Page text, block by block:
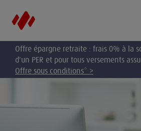
Offre épargne retraite : frais 0% à la
d'un PER et pour tous versements
Offre sous conditions* >